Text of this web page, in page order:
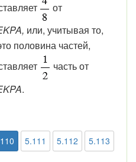
от
или, учитывая то,
половина частей,
часть от
.
5.111 5.112 5.113